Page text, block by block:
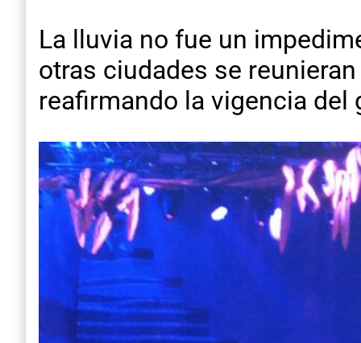
La lluvia no fue un
otras ciudades se
reafirmando la vigencia